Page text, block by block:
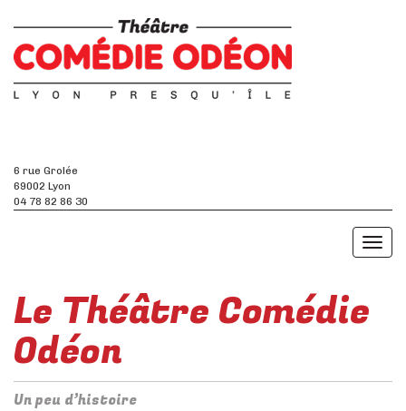
6 rue Grolée
69002 Lyon
04 78 82 86 30
Toggle
Le Théâtre Comédie
Odéon
Un peu d’histoire